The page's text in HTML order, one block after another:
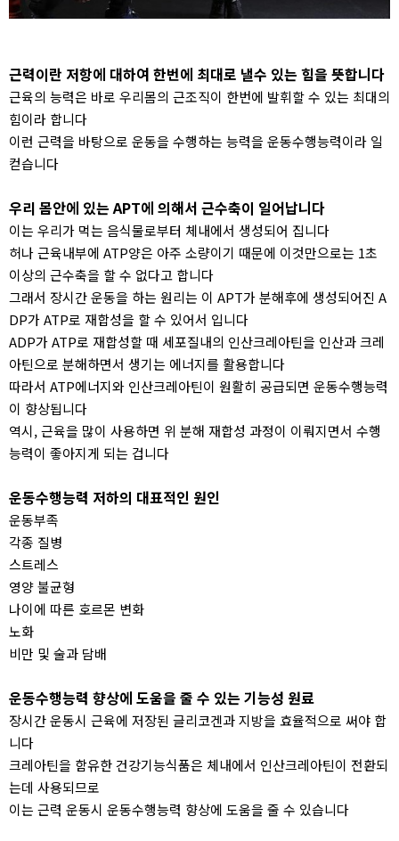
근력이란 저항에 대하여 한번에 최대로 낼수 있는 힘을 뜻합니다
근육의 능력은 바로 우리몸의 근조직이 한번에 발휘할 수 있는 최대의
힘이라 합니다
이런 근력을 바탕으로 운동을 수행하는 능력을 운동수행능력이라 일
컫습니다
우리 몸안에 있는 APT에 의해서 근수축이 일어납니다
이는 우리가 먹는 음식물로부터 체내에서 생성되어 집니다
허나 근육내부에 ATP양은 아주 소량이기 때문에 이것만으로는 1초
이상의 근수축을 할 수 없다고 합니다
그래서 장시간 운동을 하는 원리는 이 APT가 분해후에 생성되어진 A
DP가 ATP로 재합성을 할 수 있어서 입니다
ADP가 ATP로 재합성할 때 세포질내의 인산크레아틴을 인산과 크레
아틴으로 분해하면서 생기는 에너지를 활용합니다
따라서 ATP에너지와 인산크레아틴이 원활히 공급되면 운동수행능력
이 향상됩니다
역시, 근육을 많이 사용하면 위 분해 재합성 과정이 이뤄지면서 수행
능력이 좋아지게 되는 겁니다
운동수행능력 저하의 대표적인 원인
운동부족
각종 질병
스트레스
영양 불균형
나이에 따른 호르몬 변화
노화
비만 및 술과 담배
운동수행능력 향상에 도움을 줄 수 있는 기능성 원료
장시간 운동시 근육에 저장된 글리코겐과 지방을 효율적으로 써야 합
니다
크레아틴을 함유한 건강기능식품은 체내에서 인산크레아틴이 전환되
는데 사용되므로
이는 근력 운동시 운동수행능력 향상에 도움을 줄 수 있습니다